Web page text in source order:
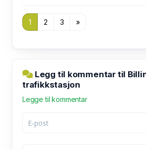
1 2 3 »
Legg til kommentar til
trafikkstasjon
Legge til kommentar